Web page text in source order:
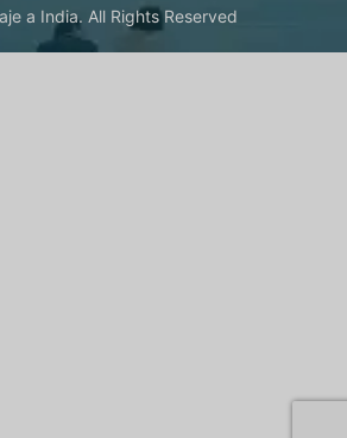
a India. All Rights Reserved